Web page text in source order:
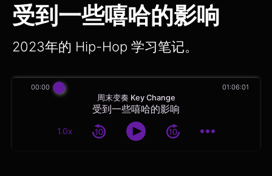
受到一些嘻哈的影响
2023年的 Hip-Hop 学习笔记。
周末变奏 Key Change
受到一些嘻哈的影响
1.0x
00:00 01:06:01